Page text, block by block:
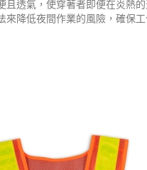
且透氣，使穿著者即便在炎熱
來降低夜間作業的風險，確保